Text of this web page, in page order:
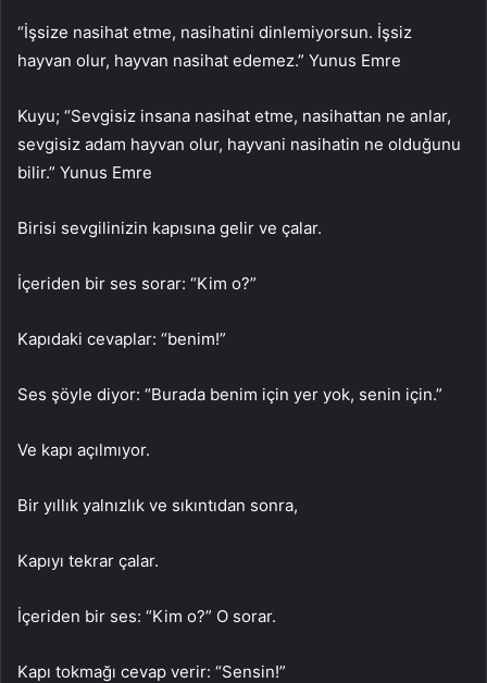
“İşsize nasihat etme, nasihatini dinlemiyorsun. İşsiz
hayvan olur, hayvan nasihat edemez.” Yunus Emre
Kuyu; “Sevgisiz insana nasihat etme, nasihattan ne anlar,
sevgisiz adam hayvan olur, hayvani nasihatin ne olduğunu
bilir.” Yunus Emre
Birisi sevgilinizin kapısına gelir ve çalar.
İçeriden bir ses sorar: “Kim o?”
Kapıdaki cevaplar: “benim!”
Ses şöyle diyor: “Burada benim için yer yok, senin için.”
Ve kapı açılmıyor.
Bir yıllık yalnızlık ve sıkıntıdan sonra,
Kapıyı tekrar çalar.
İçeriden bir ses: “Kim o?” O sorar.
Kapı tokmağı cevap verir: “Sensin!”